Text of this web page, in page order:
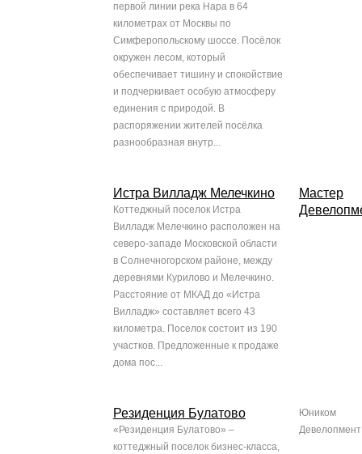
первой линии река Нара в 64
километрах от Москвы по
Симферопольскому шоссе. Посёлок
окружен лесом, который
обеспечивает тишину и спокойствие
и подчеркивает особую атмосферу
единения с природой. В
распоряжении жителей посёлка
разнообразная внутр...
Истра Вилладж Мелечкино
Коттеджный поселок Истра
Вилладж Мелечкино расположен на
северо-западе Московской области
в Солнечногорском районе, между
деревнями Курилово и Мелечкино.
Расстояние от МКАД до «Истра
Вилладж» составляет всего 43
километра. Поселок состоит из 190
участков. Предложенные к продаже
дома пос...
Мастер
Резиденция Булатово
«Резиденция Булатово» –
коттеджный поселок бизнес-класса,
Юником
Девелопмент